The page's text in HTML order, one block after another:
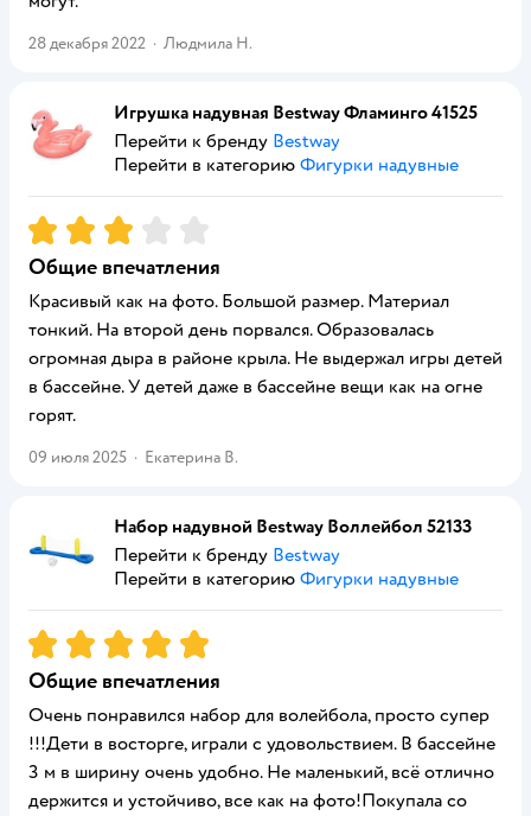
28 декабря 2022 · Людмила Н.
Игрушка надувная Bestway Фламинго 41525
Перейти к бренду Bestway
Перейти в категорию Фигурки надувные
Рейтинг:3
Общие впечатления
Красивый как на фото. Большой размер. Материал
тонкий. На второй день порвался. Образовалась
огромная дыра в районе крыла. Не выдержал игры детей
в бассейне. У детей даже в бассейне вещи как на огне
горят.
09 июля 2025 · Екатерина В.
Набор надувной Bestway Воллейбол 52133
Перейти к бренду Bestway
Перейти в категорию Фигурки надувные
Рейтинг:5
Общие впечатления
Очень понравился набор для волейбола, просто супер
!!!Дети в восторге, играли с удовольствием. В бассейне
3 м в ширину очень удобно. Не маленький, всё отлично
держится и устойчиво, все как на фото!Покупала со